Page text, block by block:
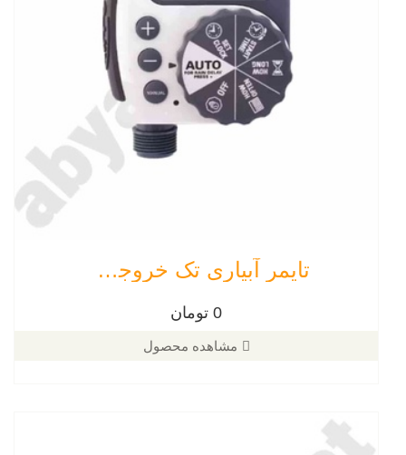
تایمر آبیاری تک خروجی Orbit
0 تومان
مشاهده محصول